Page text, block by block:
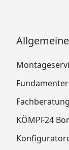
Fachberatung
KÖMPF24